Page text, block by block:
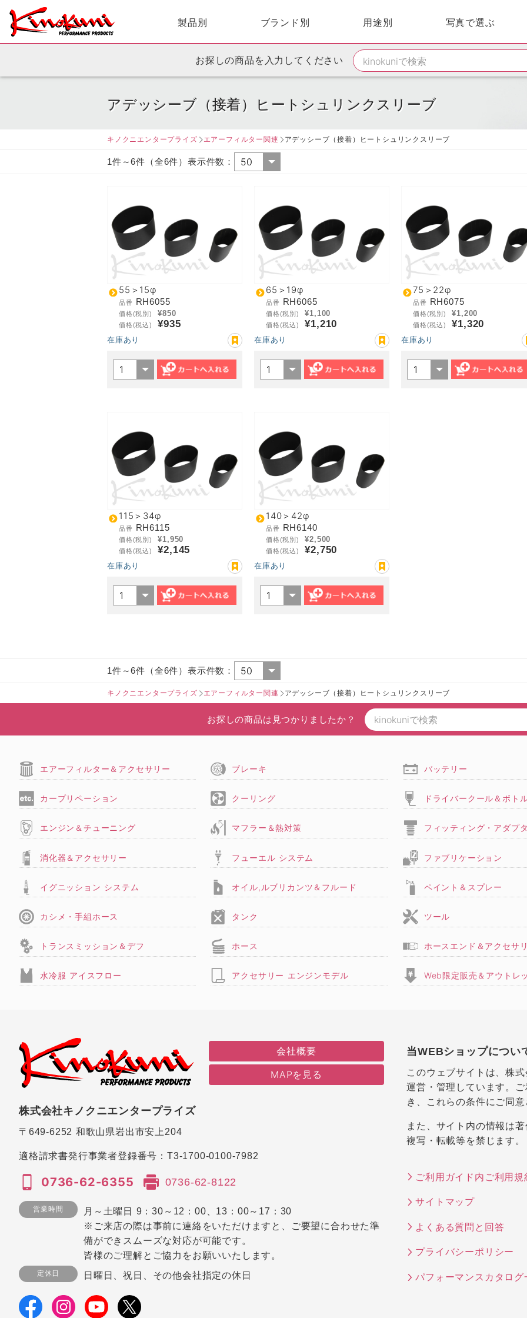
製品別 ブランド別 用途別 写真で選ぶ
お探しの商品を入力してください
アデッシーブ（接着）ヒートシュリンクスリーブ
キノクニエンタープライズ エアーフィルター関連 アデッシーブ（接着）ヒートシュリンクスリーブ
1件～6件（全6件）表示件数：
55＞15φ
品番 RH6055
価格(税別) ¥850
価格(税込) ¥935
在庫あり
65＞19φ
品番 RH6065
価格(税別) ¥1,100
価格(税込) ¥1,210
在庫あり
75＞22φ
品番 RH6075
価格(税別) ¥1,200
価格(税込) ¥1,320
在庫あり
115＞34φ
品番 RH6115
価格(税別) ¥1,950
価格(税込) ¥2,145
在庫あり
140＞42φ
品番 RH6140
価格(税別) ¥2,500
価格(税込) ¥2,750
在庫あり
1件～6件（全6件）表示件数：
キノクニエンタープライズ エアーフィルター関連 アデッシーブ（接着）ヒートシュリンクスリーブ
お探しの商品は見つかりましたか？
エアーフィルター＆アクセサリー ブレーキ バッテリー
カープリペーション クーリング ドライバークール＆ボト
エンジン＆チューニング マフラー＆熱対策 フィッティング・アダプタ
消化器＆アクセサリー フューエル システム ファブリケーション
イグニッション システム オイル,ルブリカンツ＆フルード ペイント＆スプレー
カシメ・手組ホース タンク ツール
トランスミッション＆デフ ホース ホースエンド＆アクセサ
水冷服 アイスフロー アクセサリー エンジンモデル Web限定販売＆アウトレ
会社概要
MAPを見る
株式会社キノクニエンタープライズ
〒649-6252 和歌山県岩出市安上204
適格請求書発行事業者登録番号：T3-1700-0100-7982
0736-62-6355 0736-62-8122
営業時間
月～土曜日 9：30～12：00、13：00～17：30
※ご来店の際は事前に連絡をいただけますと、ご要望に合わせた準
備ができスムーズな対応が可能です。
皆様のご理解とご協力をお願いいたします。
定休日 日曜日、祝日、その他会社指定の休日
当WEBショップについ
このウェブサイトは、株
運営・管理しています。
き、これらの条件にご同
また、サイト内の情報は
複写・転載等を禁じます。
ご利用ガイド内ご利用規
サイトマップ
よくある質問と回答
プライバシーポリシー
パフォーマンスカタログ